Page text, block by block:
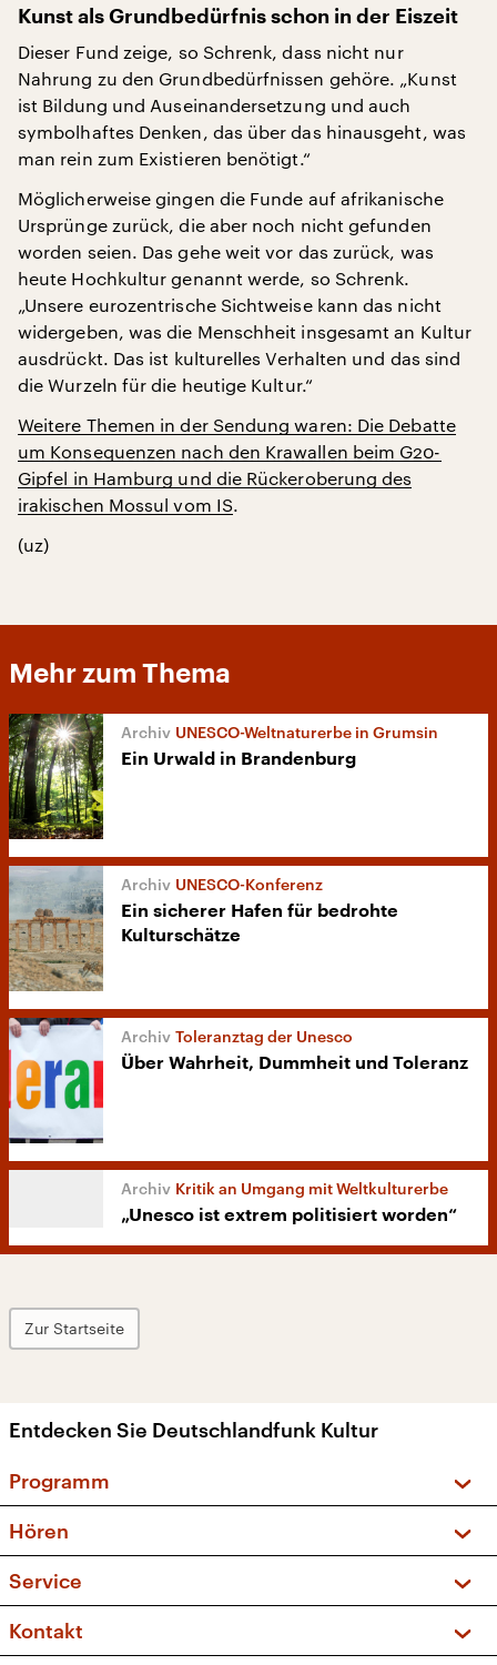
Kunst als Grundbedürfnis schon in der Eiszeit
Dieser Fund zeige, so Schrenk, dass nicht nur
Nahrung zu den Grundbedürfnissen gehöre. „Kunst
ist Bildung und Auseinandersetzung und auch
symbolhaftes Denken, das über das hinausgeht, was
man rein zum Existieren benötigt.“
Möglicherweise gingen die Funde auf afrikanische
Ursprünge zurück, die aber noch nicht gefunden
worden seien. Das gehe weit vor das zurück, was
heute Hochkultur genannt werde, so Schrenk.
„Unsere eurozentrische Sichtweise kann das nicht
widergeben, was die Menschheit insgesamt an Kultur
ausdrückt. Das ist kulturelles Verhalten und das sind
die Wurzeln für die heutige Kultur.“
Weitere Themen in der Sendung waren: Die Debatte
um Konsequenzen nach den Krawallen beim G20-
Gipfel in Hamburg und die Rückeroberung des
irakischen Mossul vom IS.
(uz)
Mehr zum Thema
UNESCO-Weltnaturerbe in Grumsin
Ein Urwald in Brandenburg
UNESCO-Konferenz
Ein sicherer Hafen für bedrohte
Kulturschätze
Toleranztag der Unesco
Über Wahrheit, Dummheit und Toleranz
Kritik an Umgang mit Weltkulturerbe
„Unesco ist extrem politisiert worden“
Zur Startseite
Entdecken Sie Deutschlandfunk Kultur
Programm
Sendungen und Podcasts
Musikliste
Kakadu – Das Kinderprogramm
Hören
Frequenzen (UKW + DAB+)
Service
FAQ
Apps
Kontakt